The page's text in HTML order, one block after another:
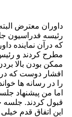
داوران معترض
رئیسه فدراسیون
که درآن نماینده
مطرح کردند و
افشار دوست که
را در رسانه ها
اما من پیشنهاد
قبول کردند. جلسه
این اتفاق قدم